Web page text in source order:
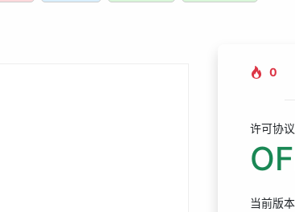
0
许可协议
当前版本